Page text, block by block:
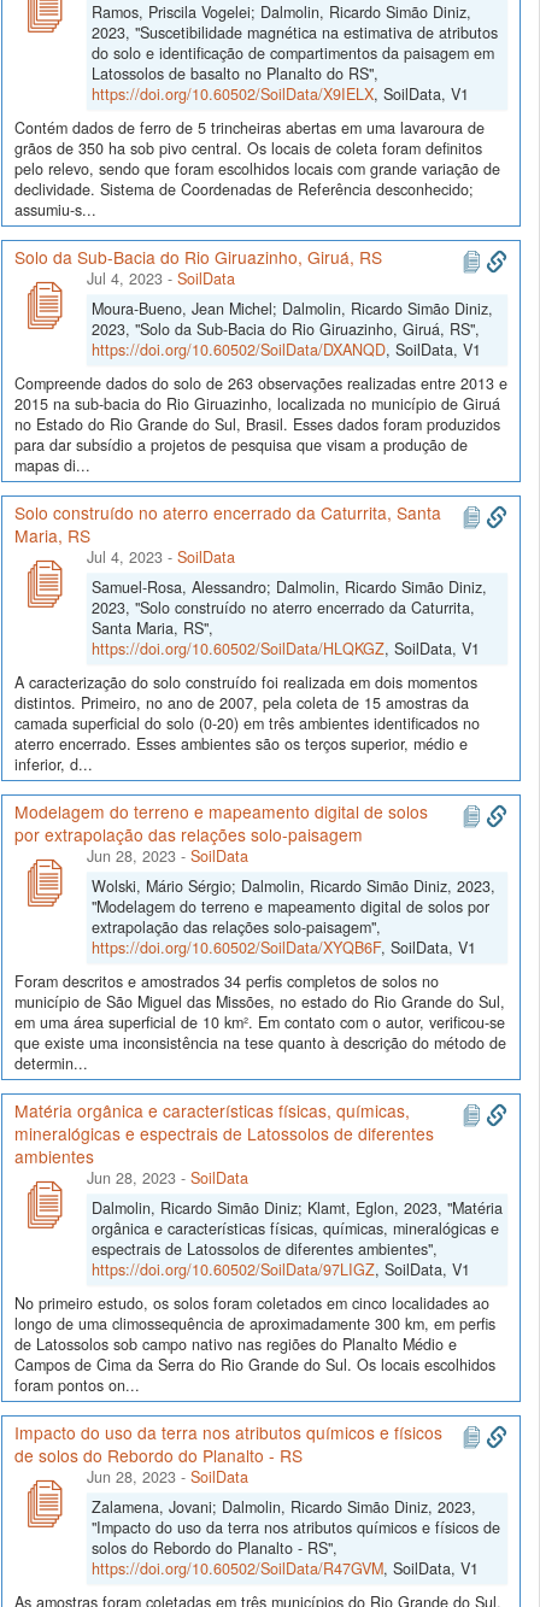
Ramos, Priscila Vogelei; Dalmolin, Ricardo Simão Diniz,
2023, "Suscetibilidade magnética na estimativa de atributos
do solo e identificação de compartimentos da paisagem em
Latossolos de basalto no Planalto do RS",
https://doi.org/10.60502/SoilData/X9IELX, SoilData, V1
Contém dados de ferro de 5 trincheiras abertas em uma lavaroura de
grãos de 350 ha sob pivo central. Os locais de coleta foram definitos
pelo relevo, sendo que foram escolhidos locais com grande variação de
declividade. Sistema de Coordenadas de Referência desconhecido;
assumiu-s...
Solo da Sub-Bacia do Rio Giruazinho, Giruá, RS
Jul 4, 2023 - SoilData
Moura-Bueno, Jean Michel; Dalmolin, Ricardo Simão Diniz,
2023, "Solo da Sub-Bacia do Rio Giruazinho, Giruá, RS",
https://doi.org/10.60502/SoilData/DXANQD, SoilData, V1
Compreende dados do solo de 263 observações realizadas entre 2013 e
2015 na sub-bacia do Rio Giruazinho, localizada no município de Giruá
no Estado do Rio Grande do Sul, Brasil. Esses dados foram produzidos
para dar subsídio a projetos de pesquisa que visam a produção de
mapas di...
Solo construído no aterro encerrado da Caturrita, Santa
Maria, RS
Jul 4, 2023 - SoilData
Samuel-Rosa, Alessandro; Dalmolin, Ricardo Simão Diniz,
2023, "Solo construído no aterro encerrado da Caturrita,
Santa Maria, RS",
https://doi.org/10.60502/SoilData/HLQKGZ, SoilData, V1
A caracterização do solo construído foi realizada em dois momentos
distintos. Primeiro, no ano de 2007, pela coleta de 15 amostras da
camada superficial do solo (0-20) em três ambientes identificados no
aterro encerrado. Esses ambientes são os terços superior, médio e
inferior, d...
Modelagem do terreno e mapeamento digital de solos
por extrapolação das relações solo-paisagem
Jun 28, 2023 - SoilData
Wolski, Mário Sérgio; Dalmolin, Ricardo Simão Diniz, 2023,
"Modelagem do terreno e mapeamento digital de solos por
extrapolação das relações solo-paisagem",
https://doi.org/10.60502/SoilData/XYQB6F, SoilData, V1
Foram descritos e amostrados 34 perfis completos de solos no
município de São Miguel das Missões, no estado do Rio Grande do Sul,
em uma área superficial de 10 km². Em contato com o autor, verificou-se
que existe uma inconsistência na tese quanto à descrição do método de
determin...
Matéria orgânica e características físicas, químicas,
mineralógicas e espectrais de Latossolos de diferentes
ambientes
Jun 28, 2023 - SoilData
Dalmolin, Ricardo Simão Diniz; Klamt, Eglon, 2023, "Matéria
orgânica e características físicas, químicas, mineralógicas e
espectrais de Latossolos de diferentes ambientes",
https://doi.org/10.60502/SoilData/97LIGZ, SoilData, V1
No primeiro estudo, os solos foram coletados em cinco localidades ao
longo de uma climossequência de aproximadamente 300 km, em perfis
de Latossolos sob campo nativo nas regiões do Planalto Médio e
Campos de Cima da Serra do Rio Grande do Sul. Os locais escolhidos
foram pontos on...
Impacto do uso da terra nos atributos químicos e físicos
de solos do Rebordo do Planalto - RS
Jun 28, 2023 - SoilData
Zalamena, Jovani; Dalmolin, Ricardo Simão Diniz, 2023,
"Impacto do uso da terra nos atributos químicos e físicos de
solos do Rebordo do Planalto - RS",
https://doi.org/10.60502/SoilData/R47GVM, SoilData, V1
As amostras foram coletadas em três municípios do Rio Grande do Sul,